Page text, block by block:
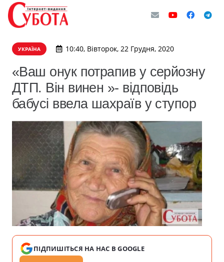
УКРАЇНА 10:40, Вівторок, 22 Грудня, 2020
«Ваш онук потрапив у серйозну
ДТП. Він винен »- відповідь
бабусі ввела шахраїв у ступор
ПІДПИШІТЬСЯ НА НАС В GOOGLE